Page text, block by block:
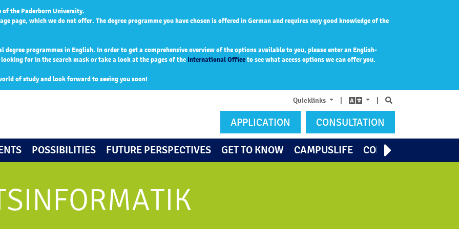
of the Paderborn University.
page, which we do not offer. The degree programme you have chosen is offered in German and requires very good knowledge of the
programmes in English. In order to get a comprehensive overview of the options available to you, please enter an English-
for in the search mask or take a look at the pages of the International Officeto see what access options we can offer you.
of study and look forward to seeing you soon!
Quicklinks | | Search
APPLICATION
CONSULTATION
POSSIBILITIES FUTURE PERSPECTIVES GET TO KNOW CAMPUSLIFE CONTACT